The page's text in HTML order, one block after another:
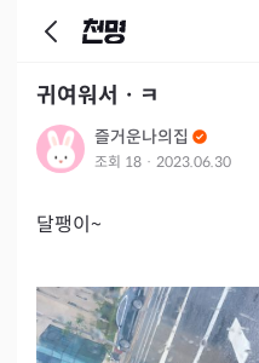
귀여워서ㆍㅋ
즐거운나의집
조회 18 · 2023.06.30
달팽이~